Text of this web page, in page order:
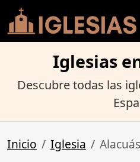
Iglesias
Descubre todas las
Inicio Iglesia Alacuás